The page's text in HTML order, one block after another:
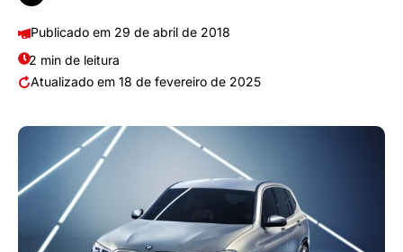
29 de abril de 2018
2 min de leitura
18 de fevereiro de 2025